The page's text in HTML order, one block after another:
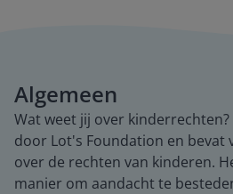
Algemeen
Wat weet jij over
door Lot's Foundation en bevat
over de rechten van kinderen.
manier om aandacht te